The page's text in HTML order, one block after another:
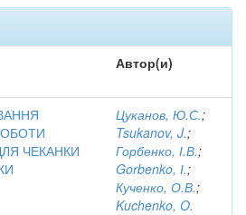
Автор(и)
ЧЕКАНКИ
Цуканов, Ю.С.;
Tsukanov, J.;
Горбенко, І.В.;
Gorbenko, І.;
Кученко, О.В.;
Kuchenko, O.